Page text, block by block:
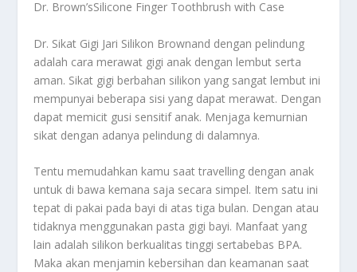
Dr. Brown’sSilicone Finger Toothbrush with Case
Dr. Sikat Gigi Jari Silikon Brownand dengan pelindung
adalah cara merawat gigi anak dengan lembut serta
aman. Sikat gigi berbahan silikon yang sangat lembut ini
mempunyai beberapa sisi yang dapat merawat. Dengan
dapat memicit gusi sensitif anak. Menjaga kemurnian
sikat dengan adanya pelindung di dalamnya.
Tentu memudahkan kamu saat travelling dengan anak
untuk di bawa kemana saja secara simpel. Item satu ini
tepat di pakai pada bayi di atas tiga bulan. Dengan atau
tidaknya menggunakan pasta gigi bayi. Manfaat yang
lain adalah silikon berkualitas tinggi sertabebas BPA.
Maka akan menjamin kebersihan dan keamanan saat